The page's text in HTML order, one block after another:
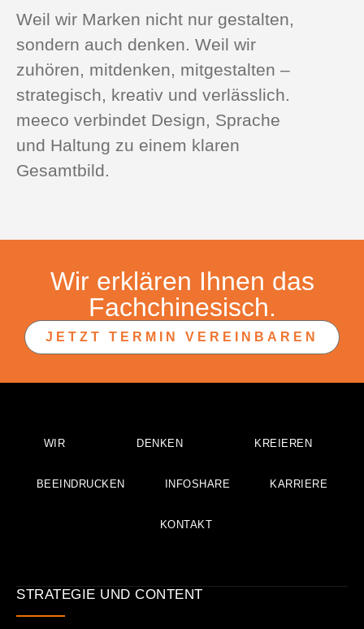
Weil wir Marken nicht nur gestalten,
sondern auch denken. Weil wir
zuhören, mitdenken, mitgestalten –
strategisch, kreativ und verlässlich.
meeco verbindet Design, Sprache
und Haltung zu einem klaren
Gesamtbild.
Wir erklären Ihnen das
Fachchinesisch.
JETZT TERMIN VEREINBAREN
WIR DENKEN KREIEREN
BEEINDRUCKEN INFOSHARE KARRIERE
KONTAKT
STRATEGIE UND CONTENT